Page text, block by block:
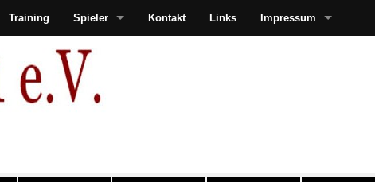
Training Spieler Kontakt Links Impressum